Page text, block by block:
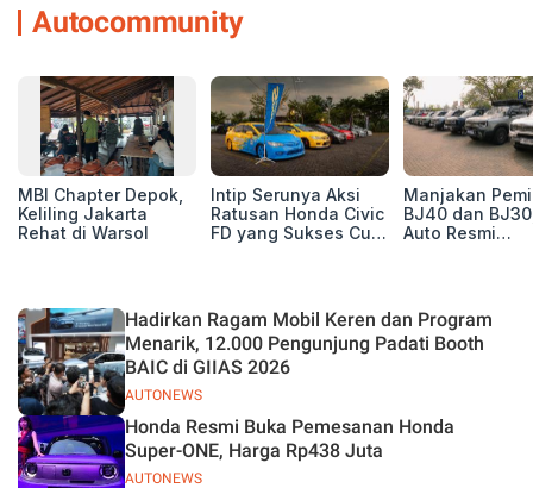
Autocommunity
MBI Chapter Depok,
Keliling Jakarta
Rehat di Warsol
Intip Serunya Aksi
Ratusan Honda Civic
FD yang Sukses Curi
Manjakan
BJ40 dan
Auto Resmi
AUTONEWS
Hadirkan Ragam Mobil Keren dan Program
Menarik, 12.000 Pengunjung Padati Booth
BAIC di GIIAS 2026
AUTONEWS
Honda Resmi Buka Pemesanan Honda
Super-ONE, Harga Rp438 Juta